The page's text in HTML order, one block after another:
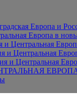
Европа и
Европа в
Центральная
и Центральная
и Центральная